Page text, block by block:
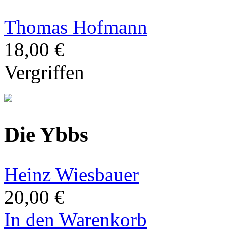
Thomas Hofmann
18,00 €
Vergriffen
Die Ybbs
Heinz Wiesbauer
20,00 €
In den Warenkorb